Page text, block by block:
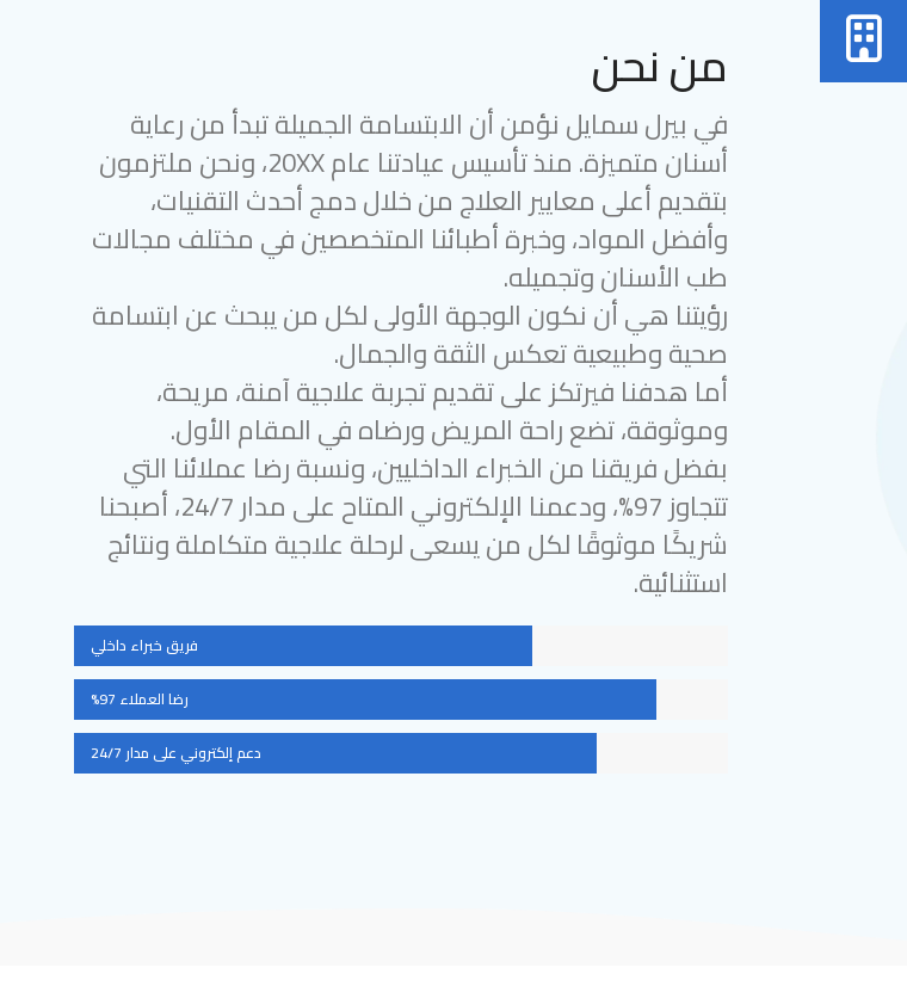
من نحن
في بيرل سمايل نؤمن أن الابتسامة الجميلة تبدأ من رعاية
أسنان متميزة. منذ تأسيس عيادتنا عام 20XX، ونحن ملتزمون
بتقديم أعلى معايير العلاج من خلال دمج أحدث التقنيات،
وأفضل المواد، وخبرة أطبائنا المتخصصين في مختلف مجالات
طب الأسنان وتجميله.
رؤيتنا هي أن نكون الوجهة الأولى لكل من يبحث عن ابتسامة
صحية وطبيعية تعكس الثقة والجمال.
أما هدفنا فيرتكز على تقديم تجربة علاجية آمنة، مريحة،
وموثوقة، تضع راحة المريض ورضاه في المقام الأول.
بفضل فريقنا من الخبراء الداخليين، ونسبة رضا عملائنا التي
تتجاوز 97%، ودعمنا الإلكتروني المتاح على مدار 24/7، أصبحنا
شريكًا موثوقًا لكل من يسعى لرحلة علاجية متكاملة ونتائج
استثنائية.
فريق خبراء داخلي
رضا العملاء 97%
دعم إلكتروني على مدار 24/7